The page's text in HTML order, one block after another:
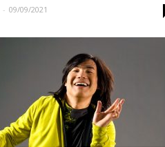
әлем
- 09/09/2021